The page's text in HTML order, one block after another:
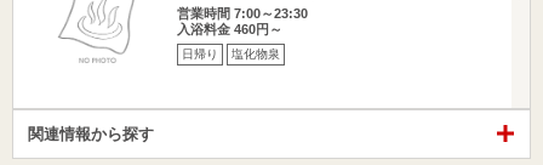
営業時間 7:00～23:30
入浴料金 460円～
日帰り 塩化物泉
関連情報から探す